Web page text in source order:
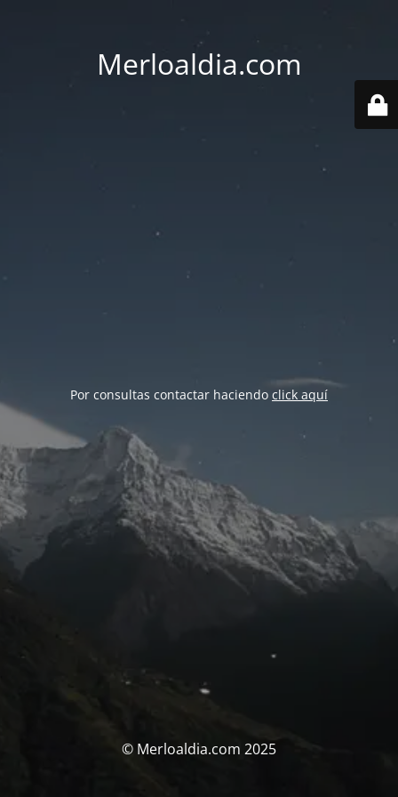
Merloaldia.com
Por consultas contactar haciendo click aquí
© Merloaldia.com 2025